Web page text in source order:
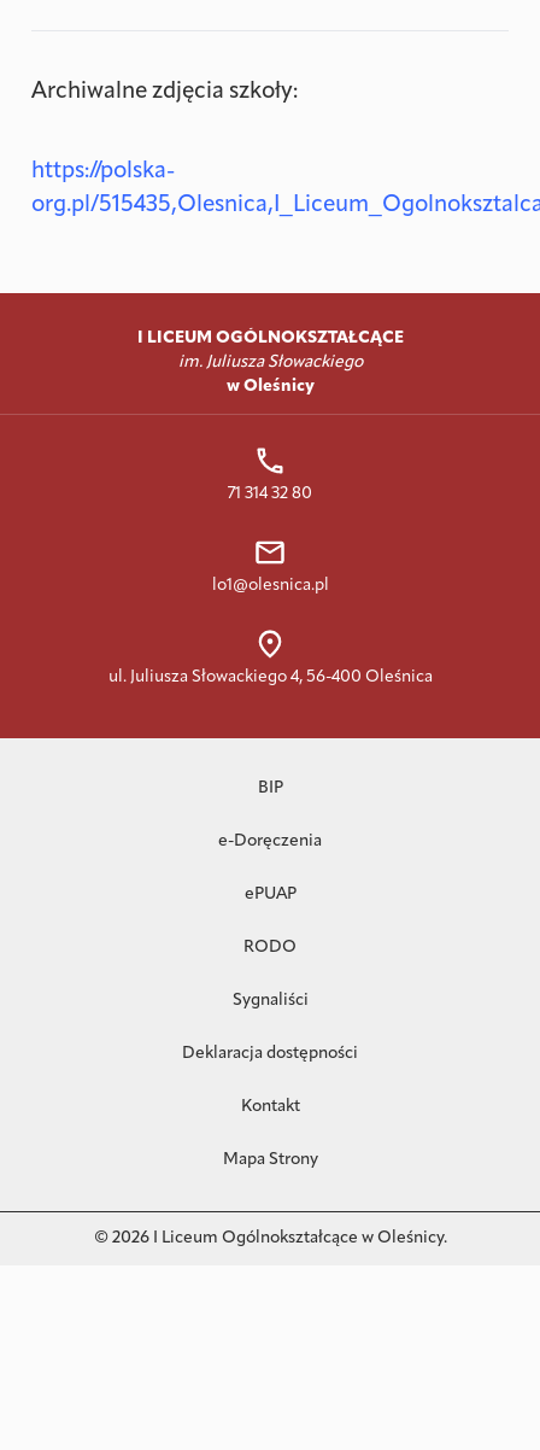
Archiwalne zdjęcia szkoły:
https://polska-
org.pl/
I LICEUM OGÓLNOKSZTAŁCĄCE
im. Juliusza Słowackiego
w Oleśnicy
71 314 32 80
lo1@olesnica.pl
ul. Juliusza Słowackiego 4, 56-400 Oleśnica
BIP
e-Doręczenia
ePUAP
RODO
Sygnaliści
Deklaracja dostępności
Kontakt
Mapa Strony
© 2026 I Liceum Ogólnokształcące w Oleśnicy.